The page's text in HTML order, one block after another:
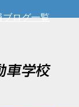
ブログ一覧